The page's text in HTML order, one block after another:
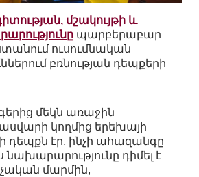
մշակույթի և
պարբերաբար
ուսումնական
բռնության դեպքերի
մեկն առաջին
կողմից երեխայի
դեպքն էր, ինչի ահազանգը
դիմել է
մարմին,